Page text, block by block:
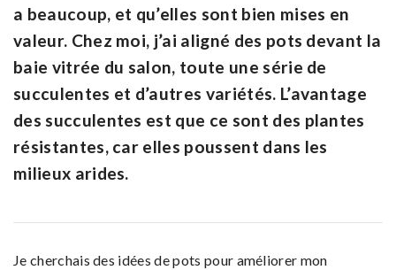
a beaucoup, et qu’elles sont bien mises en
valeur. Chez moi, j’ai aligné des pots devant la
baie vitrée du salon, toute une série de
succulentes et d’autres variétés. L’avantage
des succulentes est que ce sont des plantes
résistantes, car elles poussent dans les
milieux arides.
Je cherchais des idées de pots pour améliorer mon